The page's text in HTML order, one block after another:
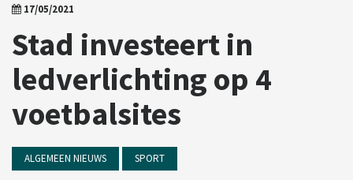
17/05/2021
Stad investeert in
ledverlichting op 4
voetbalsites
ALGEMEEN NIEUWS SPORT